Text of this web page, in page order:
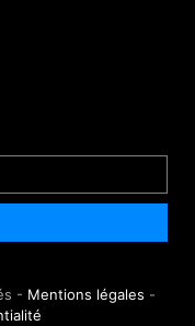
- Mentions légales -